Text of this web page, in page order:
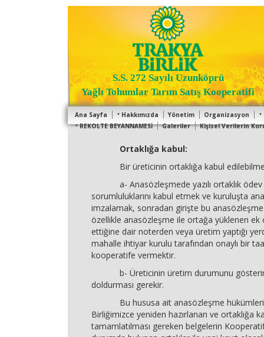
S.S. 272 Sayılı Uzunköprü
Yağlı Tohumlar Tarım Satış Kooperatifi
Ana Sayfa Hakkımızda Yönetim Organizasyon
REKOLTE BEYANNAMESİ
Galeriler Kişisel Verilerin
Ortaklığa kabul:
Bir üreticinin ortaklığa kabul
a- Anasözleşmede yazılı ortaklık ödev
sorumluluklarını kabul etmek ve kuruluşta
imzalamak, sonradan girişte bu
özellikle anasözleşme ile ortağa yüklenen ek
ettiğine dair noterden veya üretim yaptığı
mahalle ihtiyar kurulu tarafından onaylı bir
kooperatife vermektir.
b- Üreticinin üretim durumunu gösterir
doldurması gerekir.
Bu hususa ait anasözleşme hükümleri
Birliğimizce yeniden hazırlanan ve ortaklığa
tamamlatılması gereken belgelerin